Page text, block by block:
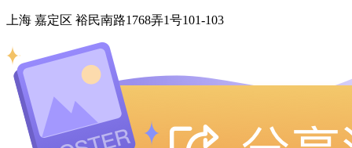
上海 嘉定区 裕民南路1768弄1号101-103